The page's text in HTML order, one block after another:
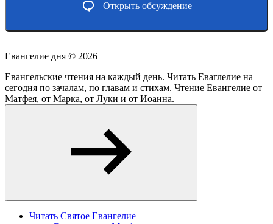
Открыть обсуждение
Евангелие дня © 2026
Евангельские чтения на каждый день. Читать Еваглелие на
сегодня по зачалам, по главам и стихам. Чтение Евангелие от
Матфея, от Марка, от Луки и от Иоанна.
Читать Святое Евангелие